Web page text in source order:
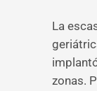
La
zonas.